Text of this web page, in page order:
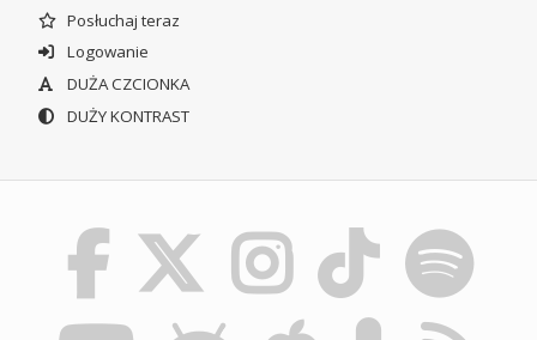
Posłuchaj teraz
Logowanie
DUŻA CZCIONKA
DUŻY KONTRAST